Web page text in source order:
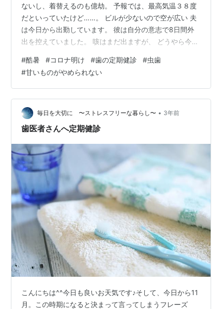
ないし、着替えるのも億劫。 予報では、最高気温３８度
だといっていたけど……。 ビルが少ないので空が広い 夫
は今日から出勤しています。 彼は自分の意志で8日間外
出を控えていました。 咳はまだ出ますが、 どうやら今日
使っていた和室を掃除機できれいにし、 消毒液で拭い
て、布団を外に干し、シーツも洗濯しました。 昼食の準
備からも手が離れ、 私自身もすっきりした気分＼(^o^)／
和室を取り戻したので、クーラー入れてゆっくりと過ご
す予定でしたが、 午前中にいくつかの用事を済ませ、 カ
ーブスに行っただ…
#酷暑 #コロナ明け #歯の定期健診 #虫歯
#甘いものがやめられない
毎日を大切に 〜ストレスフリーな暮らし〜 • 3年前
歯医者さんへ定期健診
こんにちは^^今日も良いお天気です♪そして、今日から11
月。この時期になると決まって言ってしまうフレーズ